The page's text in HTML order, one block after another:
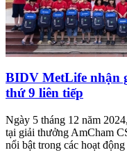
BIDV MetLife nhận
thứ 9 liên tiếp
Ngày 5 tháng 12 năm
tại giải thưởng AmCham
nổi bật trong các hoạt